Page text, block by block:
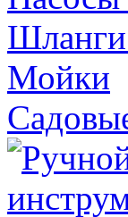
Мойки